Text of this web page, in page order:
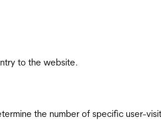
to the website.
the number of specific user-